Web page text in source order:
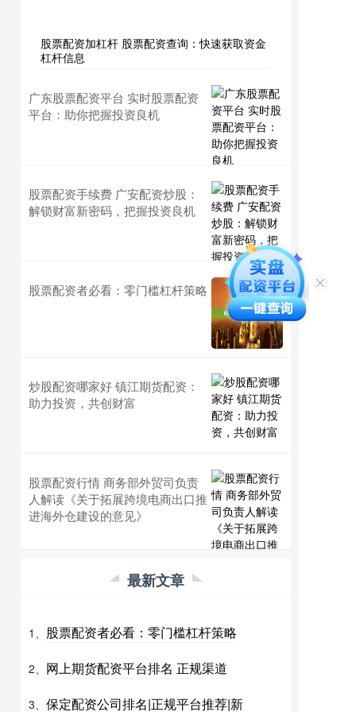
股票配资加杠杆 股票配资查询：快速获取资金
杠杆信息
广东股票配资平台 实时股票配资
平台：助你把握投资良机
股票配资手续费 广安配资炒股：
解锁财富新密码，把握投资良机
股票配资者必看：零门槛杠杆策略
炒股配资哪家好 镇江期货配资：
助力投资，共创财富
股票配资行情 商务部外贸司负责
人解读《关于拓展跨境电商出口推
进海外仓建设的意见》
最新文章
1、 股票配资者必看：零门槛杠杆策略
2、 网上期货配资平台排名 正规渠道
3、 保定配资公司排名|正规平台推荐|新